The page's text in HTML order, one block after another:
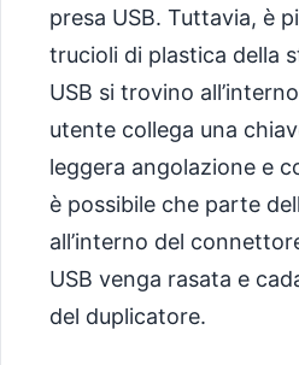
presa USB. Tuttavia, è
trucioli di plastica della
USB si trovino
utente collega una
leggera angolazione e
è possibile che parte
all’interno del
USB venga rasata e
del duplicatore.